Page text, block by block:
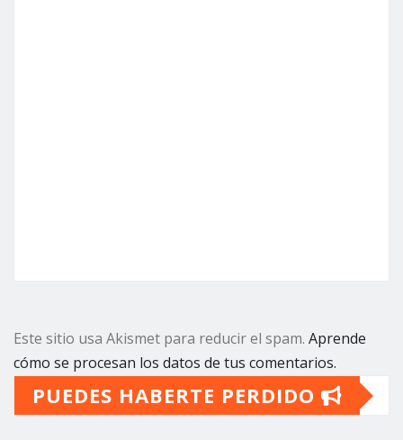
Este sitio usa Akismet para reducir el spam. Aprende
cómo se procesan los datos de tus comentarios.
PUEDES HABERTE PERDIDO